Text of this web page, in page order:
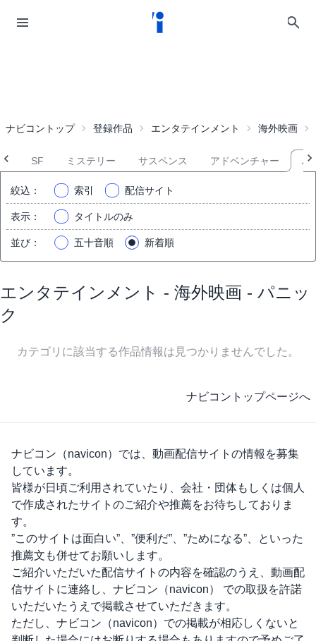
ナビコントップ 登録作品 エンタテインメント 海外映画
SF ミステリー サスペンス アドベンチャー パ
絞込 ： 索引 配信サイト
表示 ： タイトルのみ
並び ： 五十音順 新着順
エンタテインメント - 海外映画 - パニッ
ク
カテゴリに該当する作品情報は見つかりませんでした。
ナビコントップページへ
ナビコン（navicon） では、動画配信サイトの情報を募集
しています。
皆様が日頃ご利用されていたり、会社・団体もしくは個人
で作成されたサイトのご紹介や推薦をお待ちしておりま
す。
”このサイトは面白い”、”便利だ”、”ためになる”、といった
推薦文も併せてお願いします。
ご紹介いただいた配信サイトの内容を確認のうえ、動画配
信サイトに連絡し、 ナビコン（navicon）
での取扱を許諾
いただいたうえで掲載させていただきます。
ただし、 ナビコン（navicon） での掲載が相応しくないと